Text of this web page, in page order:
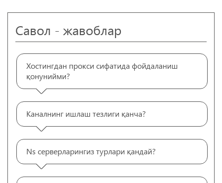
Савол - жавоблар
Хостингдан прокси сифатида фойдаланиш
қонунийми?
Каналнинг ишлаш тезлиги қанча?
Ns серверларингиз турлари қандай?